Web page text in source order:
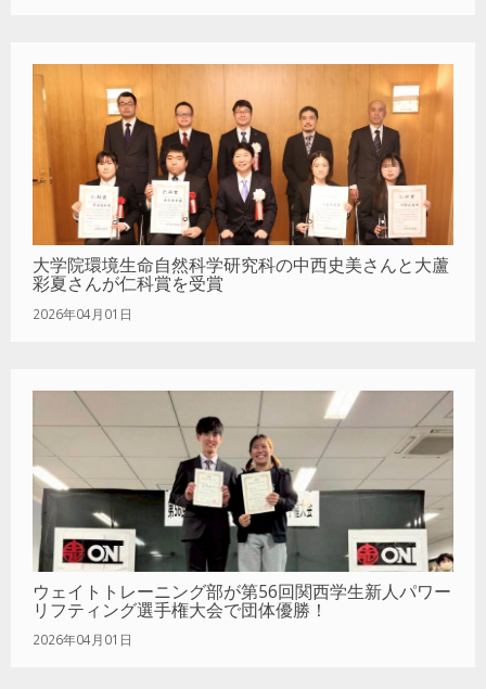
大学院環境生命自然科学研究科の中西史美さんと大蘆
彩夏さんが仁科賞を受賞
2026年04月01日
ウェイトトレーニング部が第56回関西学生新人パワー
リフティング選手権大会で団体優勝！
2026年04月01日